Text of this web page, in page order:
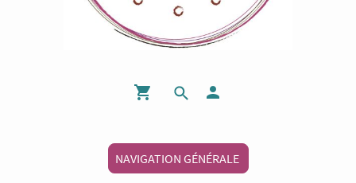
NAVIGATION GÉNÉRALE